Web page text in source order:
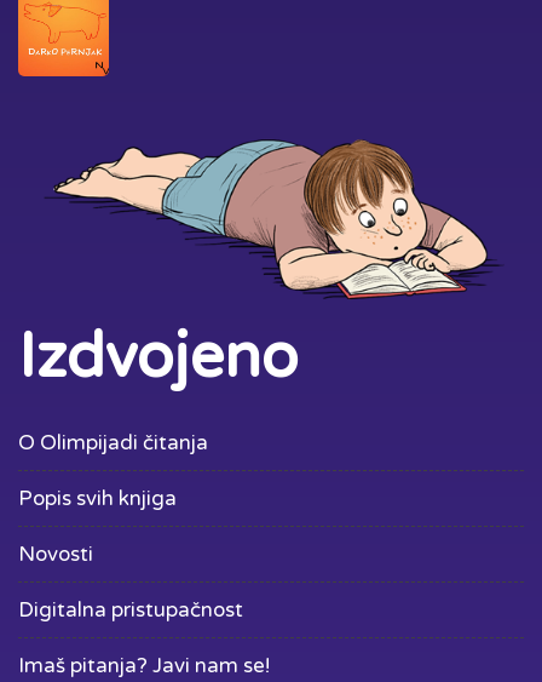
Izdvojeno
O Olimpijadi čitanja
Popis svih knjiga
Novosti
Digitalna pristupačnost
Imaš pitanja? Javi nam se!